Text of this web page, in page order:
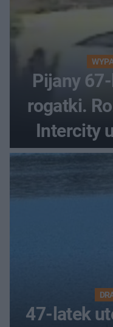
Pijany
rogatki.
Intercity
47-latek